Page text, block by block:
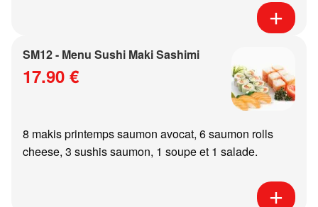
SM12 - Menu Sushi Maki Sashimi
17.90 €
8 makis printemps saumon avocat, 6 saumon rolls
cheese, 3 sushis saumon, 1 soupe et 1 salade.